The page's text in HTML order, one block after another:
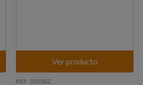
Ver producto
REF: 002562